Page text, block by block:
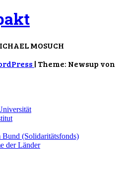
MOSUCH
| Theme: Newsup von
Bund (Solidaritätsfonds)
der Länder